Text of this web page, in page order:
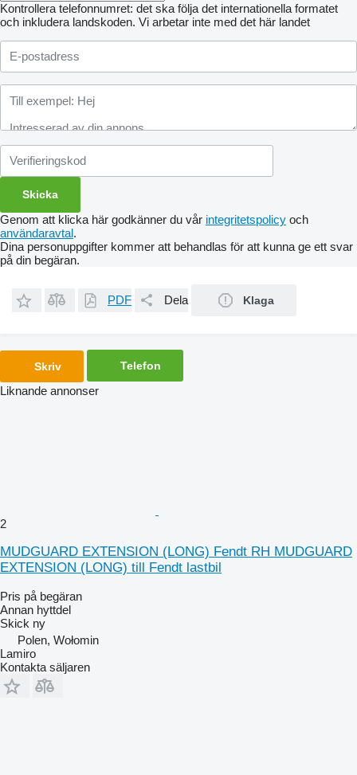
Kontrollera telefonnumret: det ska följa det internationella formatet
och inkludera landskoden. Vi arbetar inte med det här landet
Genom att klicka här godkänner du vår integritetspolicy och
användaravtal.
Dina personuppgifter kommer att behandlas för att kunna ge ett svar
på din begäran.
PDF Dela Klaga
Skriv Telefon
Liknande annonser
2
MUDGUARD EXTENSION (LONG) Fendt RH MUDGUARD
EXTENSION (LONG) till Fendt lastbil
Pris på begäran
Annan hyttdel
Skick ny
Polen, Wołomin
Lamiro
Kontakta säljaren